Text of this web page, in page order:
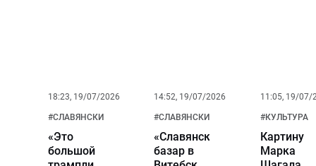
18:23, 19/07/2026 14:52, 19/07/2026 11:05, 19/07/
#СЛАВЯНСКИЙ БАЗАР
«Это
большой
#СЛАВЯНСКИЙ БАЗАР
«Славянский
базар в
#КУЛЬТУРА
Картину
Марка